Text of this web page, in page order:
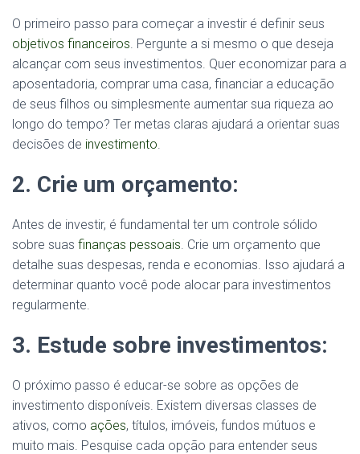
O primeiro passo para começar a investir é definir seus
objetivos financeiros . Pergunte a si mesmo o que deseja
alcançar com seus investimentos. Quer economizar para a
aposentadoria, comprar uma casa, financiar a educação
de seus filhos ou simplesmente aumentar sua riqueza ao
longo do tempo? Ter metas claras ajudará a orientar suas
decisões de investimento
2. Crie um orçamento:
Antes de investir, é fundamental ter um controle sólido
sobre suas finanças pessoais . Crie um orçamento que
detalhe suas despesas, renda e economias. Isso ajudará a
determinar quanto você pode alocar para investimentos
regularmente.
3. Estude sobre investimentos:
O próximo passo é educar-se sobre as opções de
investimento disponíveis. Existem diversas classes de
ativos, como ações, títulos, imóveis, fundos mútuos e
muito mais. Pesquise cada opção para entender seus